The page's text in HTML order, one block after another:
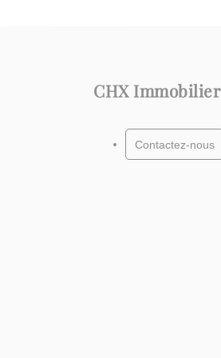
CHX Immobilier
Contactez-nous